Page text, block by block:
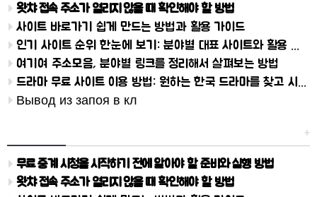
왓챠 접속 주소가 열리지 않을 때 확인해야 할 방법
사이트 바로가기 쉽게 만드는 방법과 활용 가이드
인기 사이트 순위 한눈에 보기: 분야별 대표 사이트와 활용 방법 정리
여기여 주소모음, 분야별 링크를 정리해서 살펴보는 방법
드라마 무료 사이트 이용 방법: 원하는 한국 드라마를 찾고 시청하는 단계별 가이드
Вывод из запоя в кл
+
무료 중계 시청을 시작하기 전에 알아야 할 준비와 실행 방법
왓챠 접속 주소가 열리지 않을 때 확인해야 할 방법